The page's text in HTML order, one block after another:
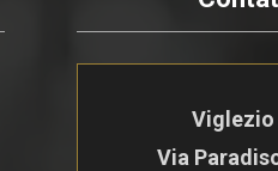
Viglezio
Via